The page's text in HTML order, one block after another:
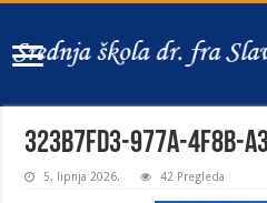
323b7fd3-977a-4f8b-
5. lipnja 2026. 42 Pregleda